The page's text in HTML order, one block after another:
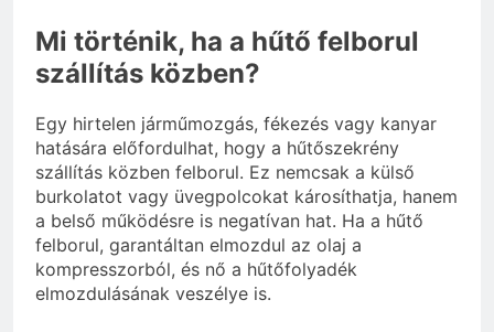
Mi történik, ha a hűtő felborul
szállítás közben?
Egy hirtelen járműmozgás, fékezés vagy kanyar
hatására előfordulhat, hogy a hűtőszekrény
szállítás közben felborul. Ez nemcsak a külső
burkolatot vagy üvegpolcokat károsíthatja, hanem
a belső működésre is negatívan hat. Ha a hűtő
felborul, garantáltan elmozdul az olaj a
kompresszorból, és nő a hűtőfolyadék
elmozdulásának veszélye is.